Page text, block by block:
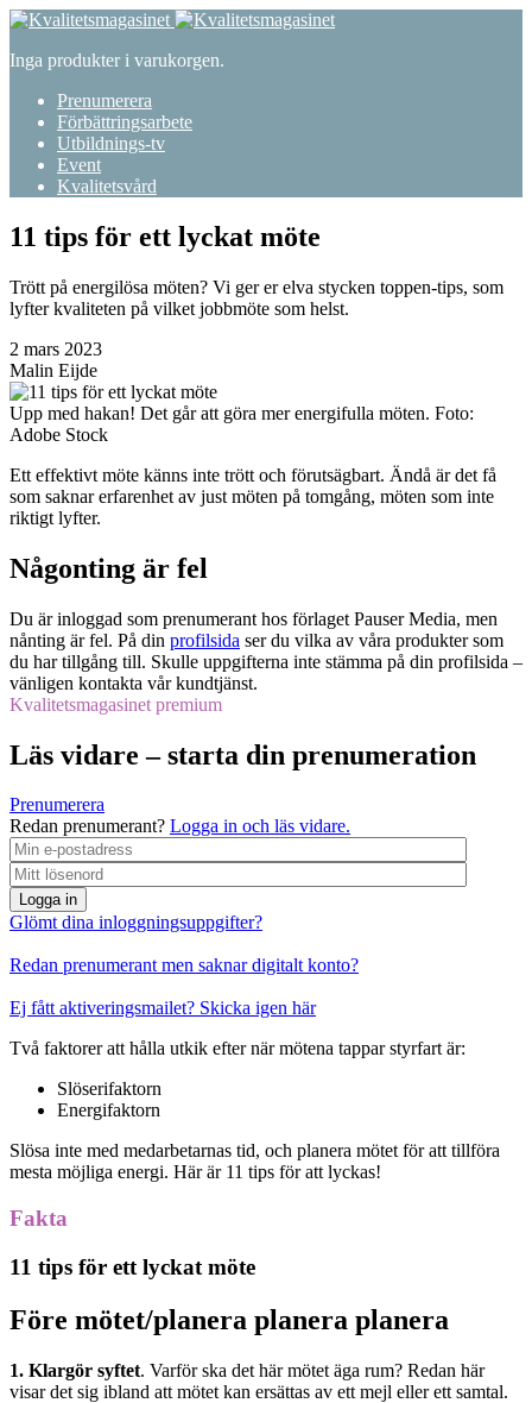
Inga produkter i varukorgen.
Prenumerera
Förbättringsarbete
Utbildnings-tv
Event
Kvalitetsvård
11 tips för ett lyckat möte
Trött på energilösa möten? Vi ger er elva stycken toppen-tips, som
lyfter kvaliteten på vilket jobbmöte som helst.
2 mars 2023
Malin Eijde
Upp med hakan! Det går att göra mer energifulla möten. Foto:
Adobe Stock
Ett effektivt möte känns inte trött och förutsägbart. Ändå är det få
som saknar erfarenhet av just möten på tomgång, möten som inte
riktigt lyfter.
Någonting är fel
Du är inloggad som prenumerant hos förlaget Pauser Media, men
nånting är fel. På din profilsida ser du vilka av våra produkter som
du har tillgång till. Skulle uppgifterna inte stämma på din profilsida –
vänligen kontakta vår kundtjänst.
Kvalitetsmagasinet premium
Läs vidare – starta din prenumeration
Prenumerera
Redan prenumerant? Logga in och läs vidare.
Logga in
Glömt dina inloggningsuppgifter?
Redan prenumerant men saknar digitalt konto?
Ej fått aktiveringsmailet? Skicka igen här
Två faktorer att hålla utkik efter när mötena tappar styrfart är:
Slöserifaktorn
Energifaktorn
Slösa inte med medarbetarnas tid, och planera mötet för att tillföra
mesta möjliga energi. Här är 11 tips för att lyckas!
Fakta
11 tips för ett lyckat möte
Före mötet/planera planera planera
1. Klargör syftet. Varför ska det här mötet äga rum? Redan här
visar det sig ibland att mötet kan ersättas av ett mejl eller ett samtal.